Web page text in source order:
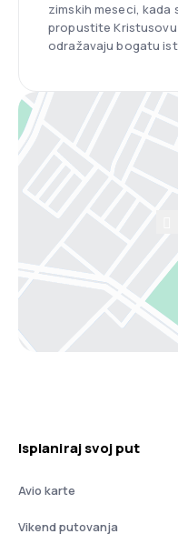
zimskih meseci,
propustite
odražavaju bogatu
Isplaniraj svoj put
Avio karte
Vikend putovanja